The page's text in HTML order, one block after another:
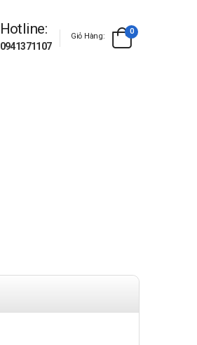
Hotline:
0941371107
Giỏ Hàng:
0